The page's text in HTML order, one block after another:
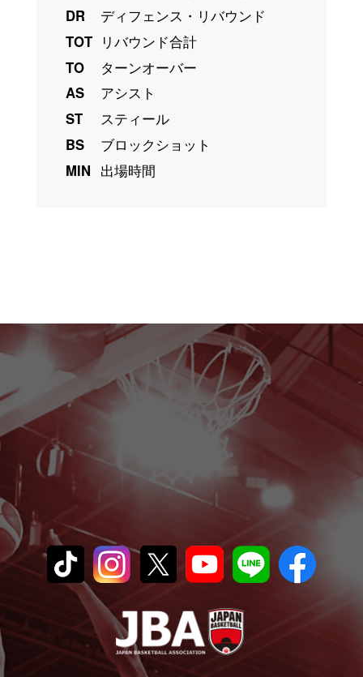
DR
ディフェンス・リバウンド
TOT リバウンド合計
TO
ターンオーバー
AS
アシスト
ST
スティール
BS
ブロックショット
MIN 出場時間